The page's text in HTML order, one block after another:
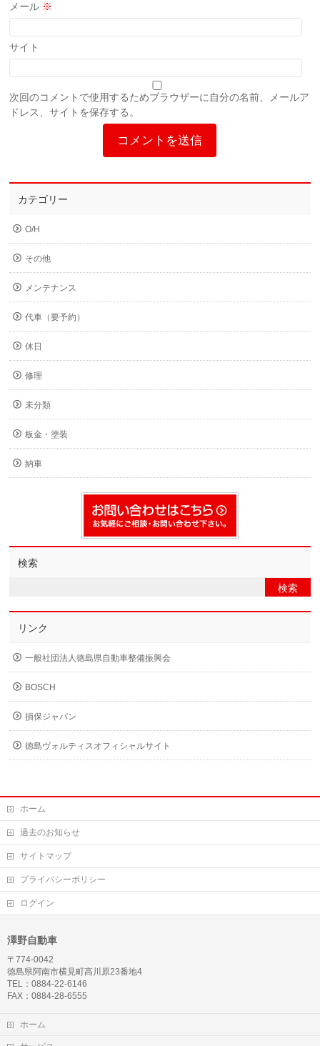
メール ※
サイト
次回のコメントで使用するためブラウザーに自分の名前、メールア
ドレス、サイトを保存する。
カテゴリー
O/H
その他
メンテナンス
代車（要予約）
休日
修理
未分類
板金・塗装
納車
検索
リンク
一般社団法人徳島県自動車整備振興会
BOSCH
損保ジャパン
徳島ヴォルティスオフィシャルサイト
ホーム
過去のお知らせ
サイトマップ
プライバシーポリシー
ログイン
澤野自動車
〒774-0042
徳島県阿南市横見町高川原23番地4
TEL：0884-22-6146
FAX：0884-28-6555
ホーム